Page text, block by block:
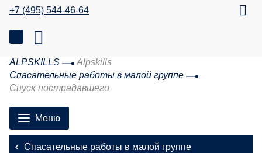
+7 (495) 544-46-64
ALPSKILLS
Alpskills
Спасательные работы в малой группе
Спуск пострадавшего
Меню
Спасательные работы в малой группе